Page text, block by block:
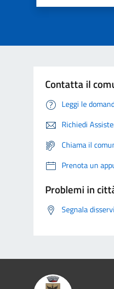
Contatta il
Leggi le
Richiedi
Chiama il
Prenota un
Problemi in
Segnala